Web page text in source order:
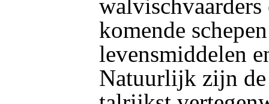
komende
levensmiddelen
Natuurlijk zijn